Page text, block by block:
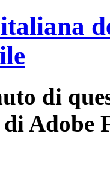
di
Adobe